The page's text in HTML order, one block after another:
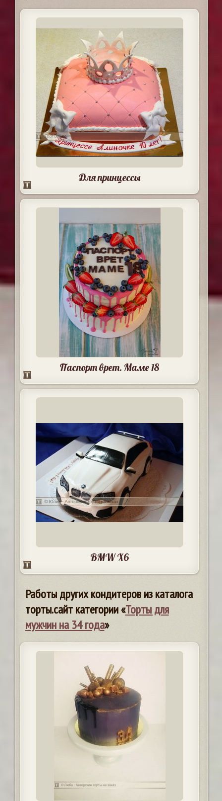
Для принцессы
Паспорт врет. Маме 18
BMW X6
Работы других кондитеров из каталога
торты.сайт категории «Торты для
мужчин на 34 года»